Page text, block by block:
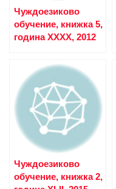
Чуждоезиково
обучение, книжка 5,
година XXXX, 2012
Чуждоезиково
обучение, книжка 2,